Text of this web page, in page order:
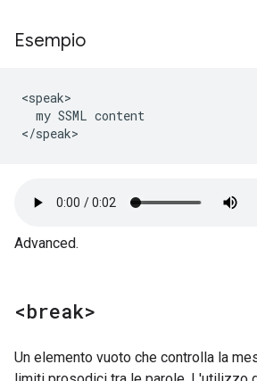
Esempio
<speak>
  my SSML content
</speak>
Advanced.
<break>
Un elemento vuoto che controlla la